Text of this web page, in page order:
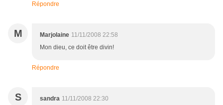
Répondre
M Marjolaine 11/11/2008 22:58
Mon dieu, ce doit être divin!
Répondre
S sandra 11/11/2008 22:30